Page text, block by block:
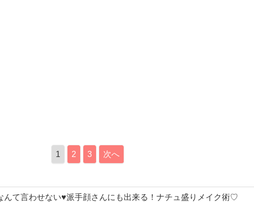
1 2 3 次へ
んて言わせない♥派手顔さんにも出来る！ナチュ盛りメイク術♡